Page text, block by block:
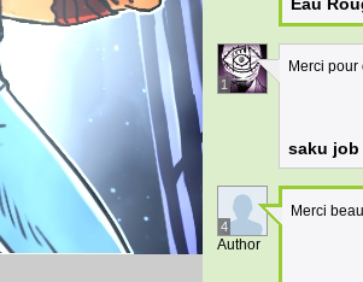
1
Merci
saku job
4
Author
Merci